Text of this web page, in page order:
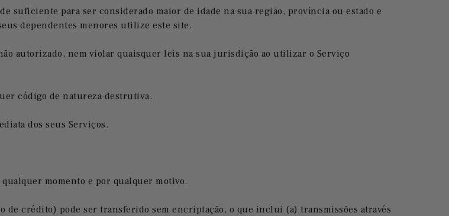
suficiente para ser considerado maior de idade na sua região, província ou estado e
dependentes menores utilize este site.
autorizado, nem violar quaisquer leis na sua jurisdição ao utilizar o Serviço
código de natureza destrutiva.
dos seus Serviços.
momento e por qualquer motivo.
crédito) pode ser transferido sem encriptação, o que inclui (a) transmissões através